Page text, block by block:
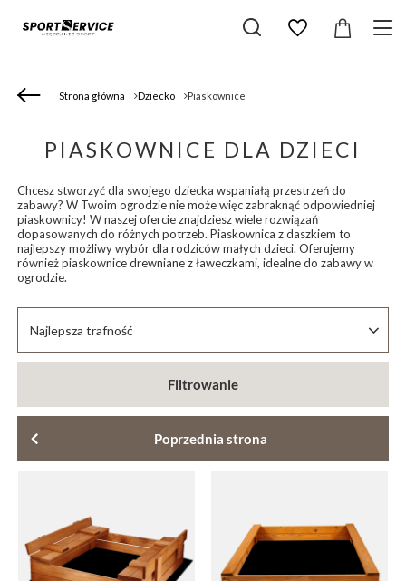
Strona główna Dziecko Piaskownice
PIASKOWNICE DLA DZIECI
Chcesz stworzyć dla swojego dziecka wspaniałą przestrzeń do
zabawy? W Twoim ogrodzie nie może więc zabraknąć odpowiedniej
piaskownicy! W naszej ofercie znajdziesz wiele rozwiązań
dopasowanych do różnych potrzeb. Piaskownica z daszkiem to
najlepszy możliwy wybór dla rodziców małych dzieci. Oferujemy
również piaskownice drewniane z ławeczkami, idealne do zabawy w
ogrodzie.
Zmień sortowanie
Najlepsza trafność
Filtrowanie
Poprzednia strona